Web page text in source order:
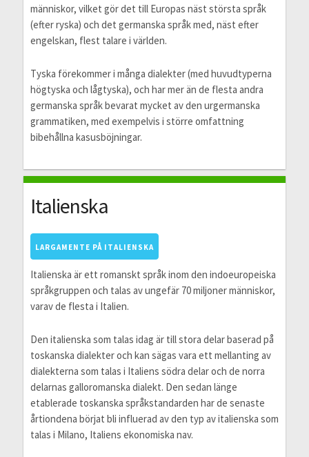
människor, vilket gör det till Europas näst största språk
(efter ryska) och det germanska språk med, näst efter
engelskan, flest talare i världen.
Tyska förekommer i många dialekter (med huvudtyperna
högtyska och lågtyska), och har mer än de flesta andra
germanska språk bevarat mycket av den urgermanska
grammatiken, med exempelvis i större omfattning
bibehållna kasusböjningar.
Italienska
LARGAMENTE PÅ ITALIENSKA
Italienska är ett romanskt språk inom den indoeuropeiska
språkgruppen och talas av ungefär 70 miljoner människor,
varav de flesta i Italien.
Den italienska som talas idag är till stora delar baserad på
toskanska dialekter och kan sägas vara ett mellanting av
dialekterna som talas i Italiens södra delar och de norra
delarnas galloromanska dialekt. Den sedan länge
etablerade toskanska språkstandarden har de senaste
årtiondena börjat bli influerad av den typ av italienska som
talas i Milano, Italiens ekonomiska nav.